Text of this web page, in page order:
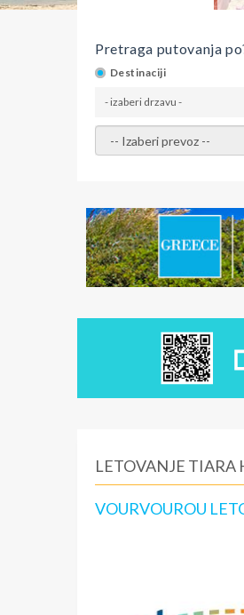
Pretraga putovanja
Destinaciji
- izaberi drzavu -
- izaberi prevoz -
LETOVANJE TIARA
VOURVOUROU